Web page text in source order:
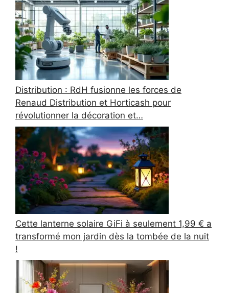
Distribution : RdH fusionne les forces de
Renaud Distribution et Horticash pour
révolutionner la décoration et…
Cette lanterne solaire GiFi à seulement 1,99 € a
transformé mon jardin dès la tombée de la nuit
!